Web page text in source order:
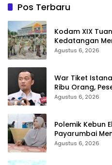
Pos Terbaru
Kodam XIX
Kedatangan
Yonif TP di
Agustus 6, 2026
War Tiket Istana
Ribu Orang,
Negara
Agustus 6, 2026
Polemik Kebun
Payarumbai
Dikelola
Agustus 6, 2026